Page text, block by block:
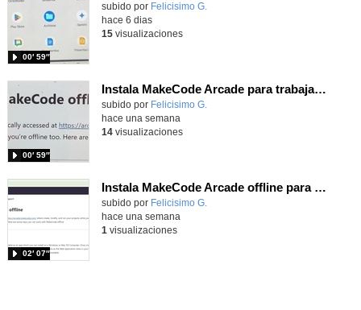
Contenido educativo.
subido por Felicisimo G.
00′ 59″
hace 6 dias
15visualizaciones
Instala MakeCode Arcade para trabajar offline en tu tablet, ordenador, Chromebook
Contenido educativo.
subido por Felicisimo G.
00′ 59″
hace una semana
14visualizaciones
Instala MakeCode Arcade offline para programar grandes juegos sin necesidad de Internet
Contenido educativo.
subido por Felicisimo G.
02′ 07″
hace una semana
1 visualizaciones